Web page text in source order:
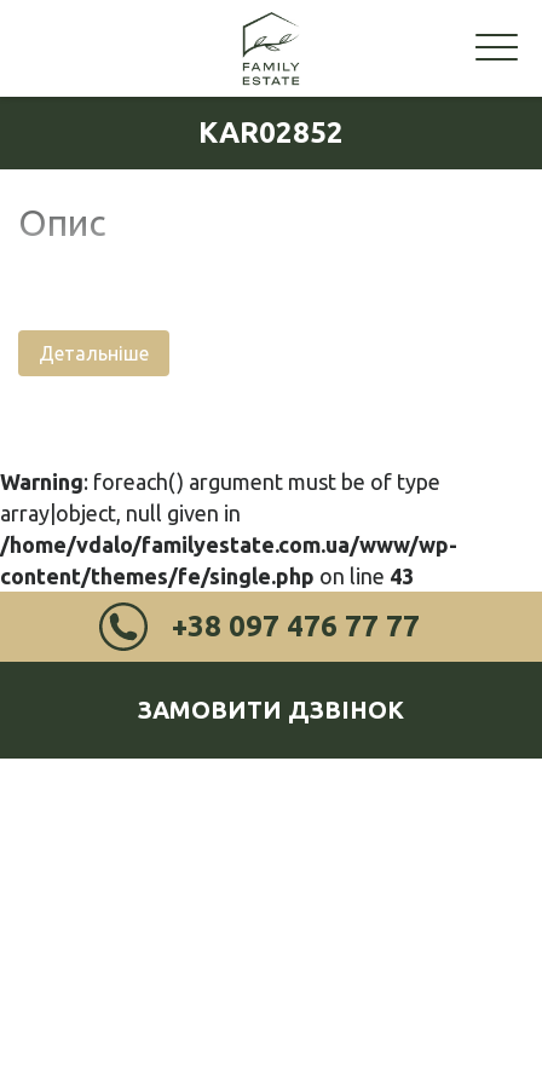
KAR02852
Опис
Детальніше
Warning: foreach() argument must be of type
array|object, null given in
/home/vdalo/familyestate.com.ua/www/wp-
content/themes/fe/single.php on line 43
+38 097 476 77 77
ЗАМОВИТИ ДЗВІНОК